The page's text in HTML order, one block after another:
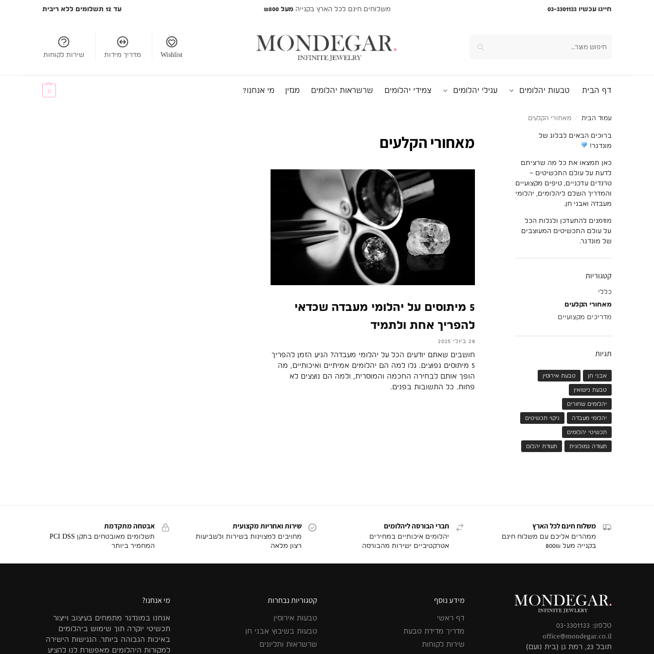
חייגו עכשיו 03-3301133 משלוחים חינם לכל הארץ בקנייהמעל ₪800 עד 12 תשלומים ללא ריבית
Wishlist
מדריך מידות שירות לקוחות
דף הבית טבעות יהלומים עגילי יהלומים צמידי יהלומים שרשראות יהלומים מגזין מי אנחנו? 0
עמוד הבית / מאחורי הקלעים
מאחורי הקלעים
5 מיתוסים על יהלומי מעבדה שכדאי
להפריך אחת ולתמיד
28 ביולי 2025
חושבים שאתם יודעים הכל על יהלומי מעבדה? הגיע הזמן להפריך
5 מיתוסים נפוצים. גלו למה הם יהלומים אמיתיים ואיכותיים, מה
הופך אותם לבחירה החכמה והמוסרית, ולמה הם נוצצים לא
פחות. כל התשובות בפנים.
ברוכים הבאים לבלוג של
מונדגר!
כאן תמצאו את כל מה שרציתם
לדעת על עולם התכשיטים –
טרנדים עדכניים, טיפים מקצועיים
והמדריך השלם ליהלומים, יהלומי
מעבדה ואבני חן.
מוזמנים להתעדכן ולגלות הכל
על עולם התכשיטים המעוצבים
של מונדגר.
קטגוריות
כללי
מאחורי הקלעים
מדריכים מקצועיים
תגיות
אבני חן טבעת אירוסין
טבעת נישואין
יהלומים שחורים
יהלומי מעבדה ניקוי תכשיטים
תכשיטי יהלומים
תעודה גמולוגית תעודת יהלום
משלוח חינם לכל הארץ
ממהרים אליכם עם משלוח חינם
בקנייה מעל 800₪
חברי הבורסה ליהלומים
יהלומים איכותיים במחירים
אטרקטיביים ישירות מהבורסה
שירות ואחריות מקצועית
מחויבים למצוינות בשירות ולשביעות
רצון מלאה
אבטחה מתקדמת
תשלומים מאובטחים בתקן PCI DSS
המחמיר ביותר
טלפון: 03-3301133
office@mondegar.co.il
תובל 23, רמת גן (בית נועם)
מידע נוסף
דף ראשי
מדריך מדידת טבעת
שירות לקוחות
קטגוריות נבחרות
טבעות אירוסין
טבעות בשיבוץ אבני חן
שרשראות ותליונים
מי אנחנו?
אנחנו במונדגר מתמחים בעיצוב וייצור
תכשיטי יוקרה תוך שימוש ביהלומים
באיכות הגבוהה ביותר. הנגישות הישירה
למקורות היהלומים מאפשרת לנו להציע